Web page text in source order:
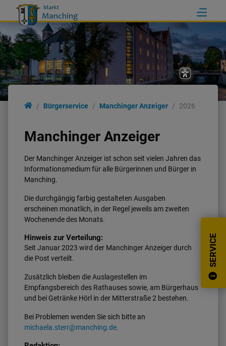
Bürgerservice
Informationen
Manchinger Anzeiger
Rathaus online
Ver- und Entsorgung
SERVICE
Bürgerservice Manchinger Anzeiger 2026
Manchinger Anzeiger
Der Manchinger Anzeiger ist schon seit vielen Jahren das
Informationsmedium für alle Bürgerinnen und Bürger in
Manching.
Die durchgängig farbig gestalteten Ausgaben
erscheinen monatlich, in der Regel jeweils am zweiten
Wochenende des Monats.
Hinweis zur Verteilung:
Seit Januar 2023 wird der Manchinger Anzeiger durch
die Post verteilt.
Zusätzlich bleiben die Auslagestellen im
Empfangsbereich des Rathauses sowie, am Bürgerhaus
und bei Getränke Hörl in der Mitterstraße 2 bestehen.
Bei Problemen wenden Sie sich bitte an
michaela.sterr@manching.de.